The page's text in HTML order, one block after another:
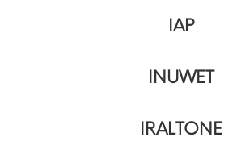
IAP
INUWET
IRALTONE